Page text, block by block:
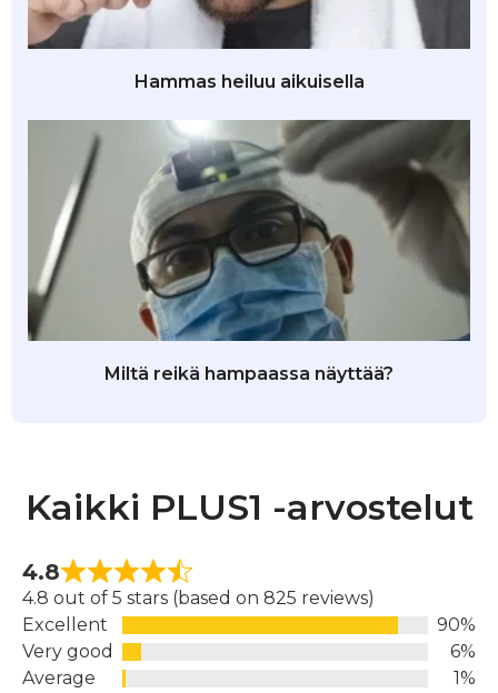
Hammas heiluu aikuisella
Miltä reikä hampaassa näyttää?
Kaikki PLUS1 -arvostelut
4.8
4.8 out of 5 stars (based on 825 reviews)
Excellent
90%
Very good
6%
Average
1%